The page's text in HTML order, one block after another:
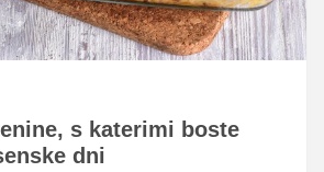
s katerimi boste
dni